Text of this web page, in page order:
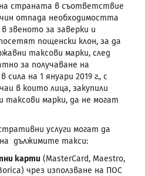
страната в съответствие
отпада необходимостта
звеното за заверки и
пощенски клон, за да
таксови марки, след
за получаване на
сила на 1 януари 2019 г., с
в които лица, закупили
таксови марки, да не могат
услуги могат да
дължимите такси:
карти (MasterCard, Maestro,
чрез използване на ПОС